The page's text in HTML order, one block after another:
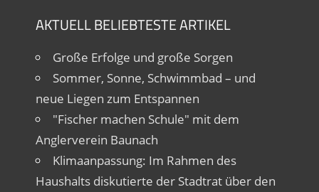
AKTUELL BELIEBTESTE ARTIKEL
Große Erfolge und große Sorgen
Sommer, Sonne, Schwimmbad – und
neue Liegen zum Entspannen
"Fischer machen Schule" mit dem
Anglerverein Baunach
Klimaanpassung: Im Rahmen des
Haushalts diskutierte der Stadtrat über den